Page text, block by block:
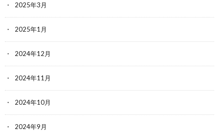
2025年3月
2025年1月
2024年12月
2024年11月
2024年10月
2024年9月